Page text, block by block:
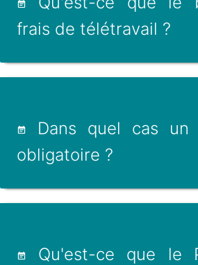
frais de télétravail ?
Dans quel cas un
obligatoire ?
Qu'est-ce que le